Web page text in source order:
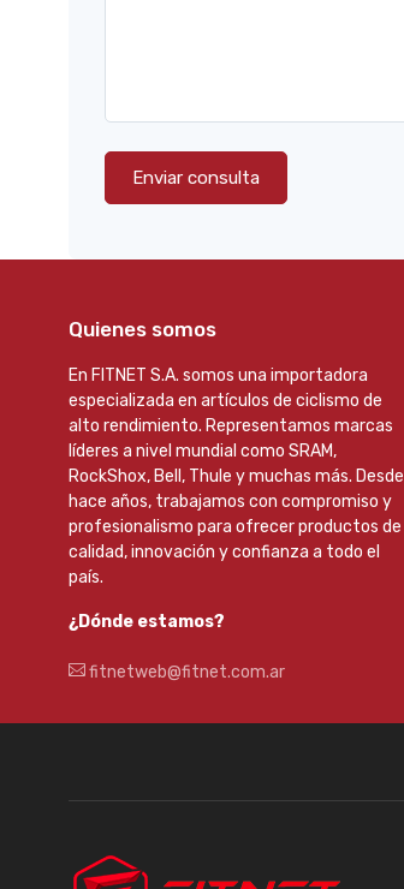
Enviar consulta
Quienes somos
En FITNET S.A. somos una importadora
especializada en artículos de ciclismo de
alto rendimiento. Representamos marcas
líderes a nivel mundial como SRAM,
RockShox, Bell, Thule y muchas más. Desde
hace años, trabajamos con compromiso y
profesionalismo para ofrecer productos de
calidad, innovación y confianza a todo el
país.
¿Dónde estamos?
fitnetweb@fitnet.com.ar